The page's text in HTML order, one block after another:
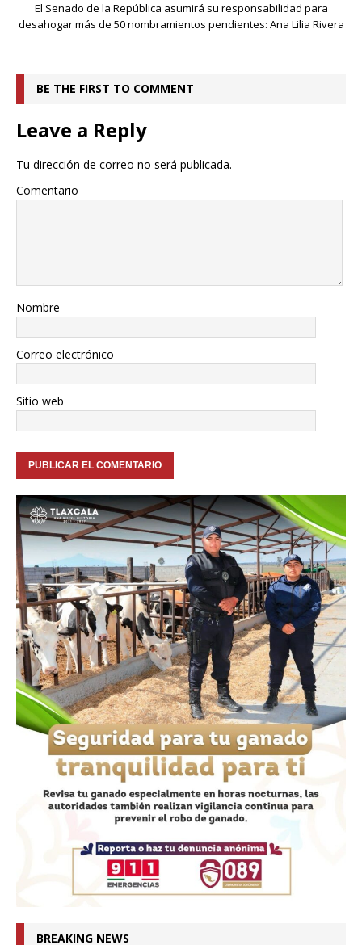
El Senado de la República asumirá su responsabilidad para
desahogar más de 50 nombramientos pendientes: Ana Lilia Rivera
BE THE FIRST TO COMMENT
Leave a Reply
Tu dirección de correo no será publicada.
Comentario
Nombre
Correo electrónico
Sitio web
BREAKING NEWS